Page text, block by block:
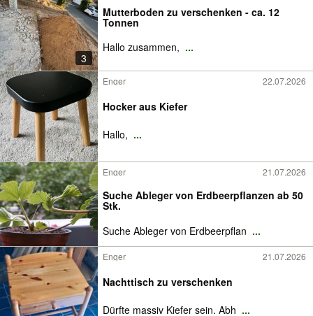
3
Mutterboden zu verschenken - ca. 12
Tonnen
Hallo zusammen, ...
Enger 22.07.2026
Hocker aus Kiefer
Hallo, ...
Enger 21.07.2026
Suche Ableger von Erdbeerpflanzen ab 50
Stk.
Suche Ableger von Erdbeerpflan ...
Enger 21.07.2026
Nachttisch zu verschenken
Dürfte massiv Kiefer sein. Abh ...